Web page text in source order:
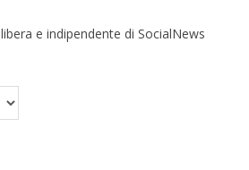
e indipendente di SocialNews